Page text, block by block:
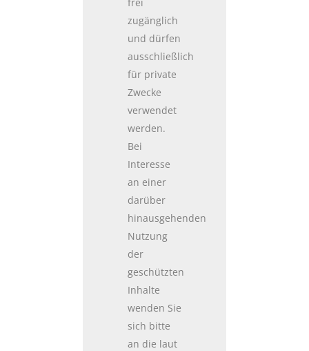
zugänglich
und dürfen
ausschließlich
für private
Zwecke
verwendet
werden.
Bei
Interesse
an einer
darüber
hinausgehenden
Nutzung
der
geschützten
Inhalte
wenden Sie
sich bitte
an die laut